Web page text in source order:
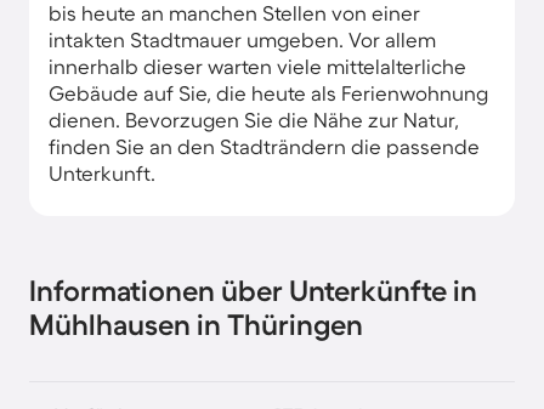
bis heute an manchen Stellen von einer
intakten Stadtmauer umgeben. Vor allem
innerhalb dieser warten viele mittelalterliche
Gebäude auf Sie, die heute als Ferienwohnung
dienen. Bevorzugen Sie die Nähe zur Natur,
finden Sie an den Stadträndern die passende
Unterkunft.
Informationen über Unterkünfte in
Mühlhausen in Thüringen